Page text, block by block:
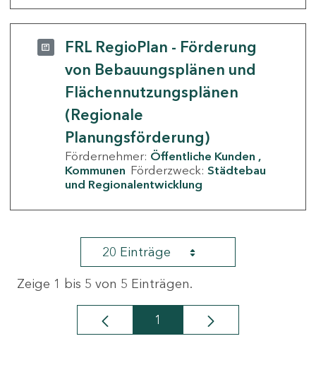
FRL RegioPlan - Förderung
von Bebauungsplänen und
Flächennutzungsplänen
(Regionale
Planungsförderung)
Fördernehmer: Öffentliche Kunden
Kommunen Förderzweck: Städtebau
und Regionalentwicklung
20 Einträge
Zeige 1 bis 5 von 5 Einträgen.
Seite
1